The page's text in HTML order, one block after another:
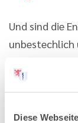
Diese
Und sind die
unbestechlich
Teleinterview,
erfolgreich